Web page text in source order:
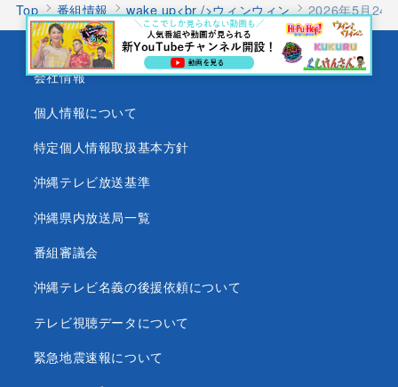
Top 番組情報 wake up<br />ウィンウィン 2026年5月24
会社情報
個人情報について
特定個人情報取扱基本方針
沖縄テレビ放送基準
沖縄県内放送局一覧
番組審議会
沖縄テレビ名義の後援依頼について
テレビ視聴データについて
緊急地震速報について